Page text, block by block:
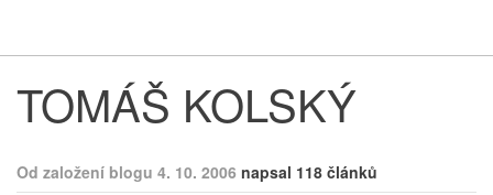
TOMÁŠ KOLSKÝ
Od založení blogu 4. 10. 2006 napsal 118 článků